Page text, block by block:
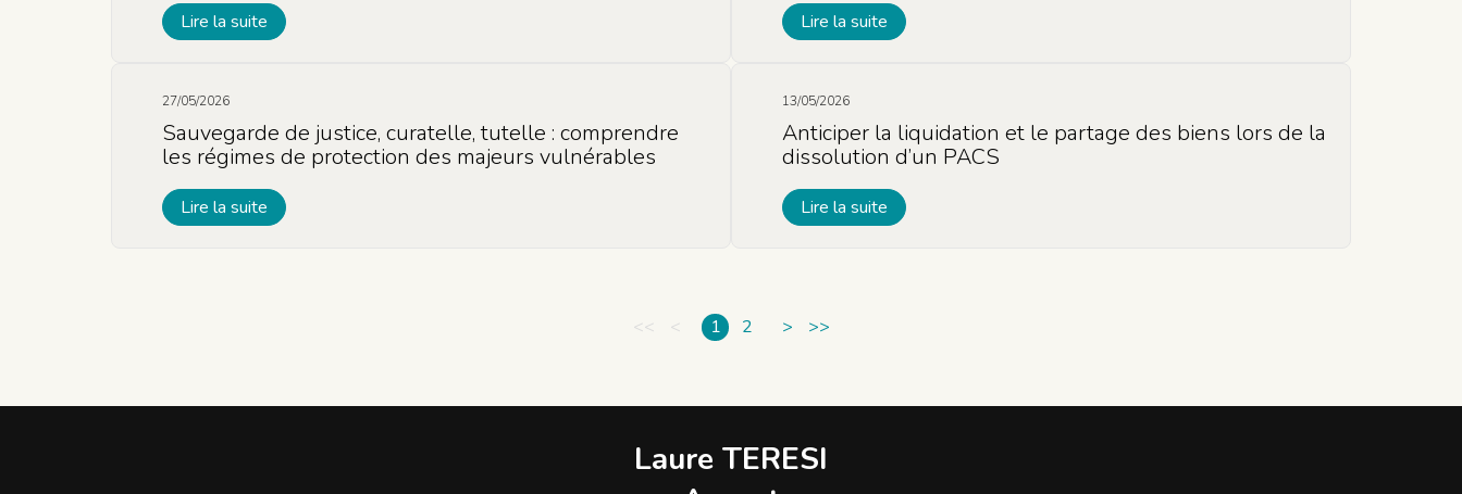
Lire la suite Lire la suite
Sauvegarde de justice, curatelle, tutelle : comprendre
les régimes de protection des majeurs vulnérables
27/05/2026
Lire la suite
Anticiper la liquidation et le partage des biens lors de la
dissolution d’un PACS
13/05/2026
Lire la suite
<< < 1 2 > >>
Laure TERESI